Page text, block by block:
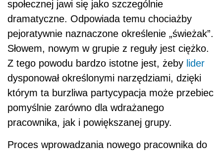
społecznej jawi się jako szczególnie
dramatyczne. Odpowiada temu chociażby
pejoratywnie naznaczone określenie „świeżak”.
Słowem, nowym w grupie z reguły jest ciężko.
Z tego powodu bardzo istotne jest, żeby lider
dysponował określonymi narzędziami, dzięki
którym ta burzliwa partycypacja może przebiec
pomyślnie zarówno dla wdrażanego
pracownika, jak i powiększanej grupy.
Proces wprowadzania nowego pracownika do